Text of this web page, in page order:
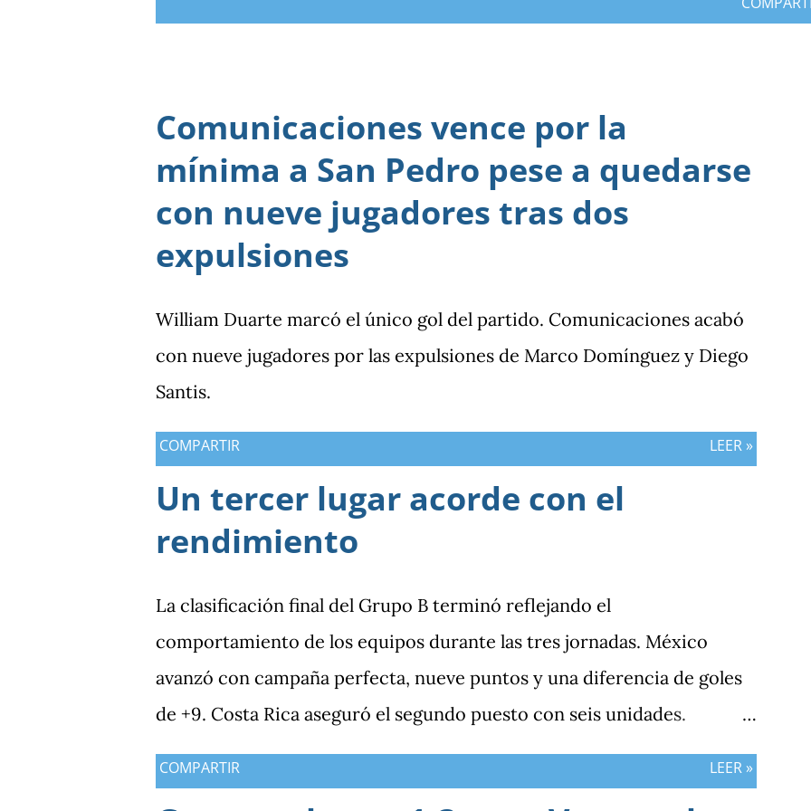
Comunicaciones vence por la
mínima a San Pedro pese a quedarse
con nueve jugadores tras dos
expulsiones
William Duarte marcó el único gol del partido. Comunicaciones acabó
con nueve jugadores por las expulsiones de Marco Domínguez y Diego
Santis.
COMPARTIR LEER »
Un tercer lugar acorde con el
rendimiento
La clasificación final del Grupo B terminó reflejando el
comportamiento de los equipos durante las tres jornadas. México
avanzó con campaña perfecta, nueve puntos y una diferencia de goles
de +9. Costa Rica aseguró el segundo puesto con seis unidades.
Guatemala finalizó tercera con tres puntos y diferencia de -1, mientras
Antigua y Barbuda cerró sin sumar. ¿Por qué Guatemala terminó
COMPARTIR LEER »